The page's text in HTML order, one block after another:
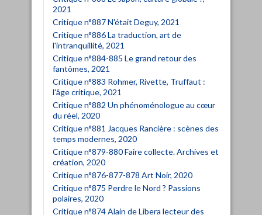
2021
Critique n°887 N'était Deguy, 2021
Critique n°886 La traduction, art de
l'intranquillité, 2021
Critique n°884-885 Le grand retour des
fantômes, 2021
Critique n°883 Rohmer, Rivette, Truffaut :
l'âge critique, 2021
Critique n°882 Un phénoménologue au cœur
du réel, 2020
Critique n°881 Jacques Rancière : scènes des
temps modernes, 2020
Critique n°879-880 Faire collecte. Archives et
création, 2020
Critique n°876-877-878 Art Noir, 2020
Critique n°875 Perdre le Nord ? Passions
polaires, 2020
Critique n°874 Alain de Libera lecteur des